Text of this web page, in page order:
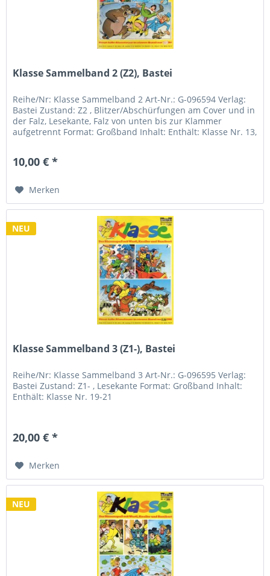
Klasse Sammelband 2 (Z2), Bastei
Reihe/Nr: Klasse Sammelband 2 Art-Nr.: G-096594 Verlag:
Bastei Zustand: Z2 , Blitzer/Abschürfungen am Cover und in
der Falz, Lesekante, Falz von unten bis zur Klammer
aufgetrennt Format: Großband Inhalt: Enthält: Klasse Nr. 13,
10,00 € *
Merken
NEU
Klasse Sammelband 3 (Z1-), Bastei
Reihe/Nr: Klasse Sammelband 3 Art-Nr.: G-096595 Verlag:
Bastei Zustand: Z1- , Lesekante Format: Großband Inhalt:
Enthält: Klasse Nr. 19-21
20,00 € *
Merken
NEU